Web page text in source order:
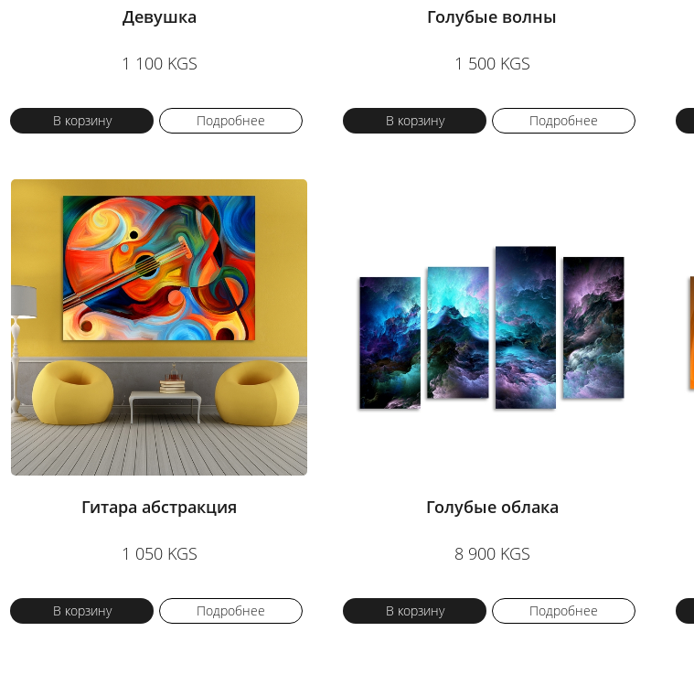
Девушка
1 100 KGS
В корзину Подробнее
Голубые волны
1 500 KGS
В корзину Подробнее
Гитара абстракция
1 050 KGS
В корзину Подробнее
Голубые облака
8 900 KGS
В корзину Подробнее